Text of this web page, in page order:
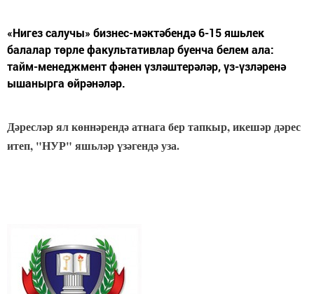
«Нигез салучы» бизнес-мәктәбендә 6-15 яшьлек
балалар төрле факультативлар буенча белем ала:
тайм-менеджмент фәнен үзләштерәләр, үз-үзләренә
ышанырга өйрәнәләр.
Дәресләр ял көннәрендә атнага бер тапкыр, икешәр дәрес
итеп, "НУР" яшьләр үзәгендә уза.